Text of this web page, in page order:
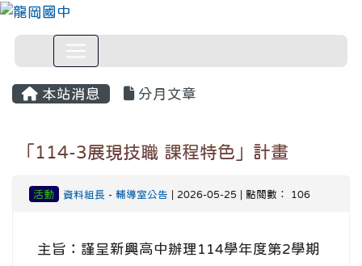
本站消息 分月文章
「114-3展現技職 課程特色」計畫
活動 資料組長 - 輔導室公告 | 2026-05-25 | 點閱數： 106
主旨：謹呈新興高中辦理114學年度第2學期